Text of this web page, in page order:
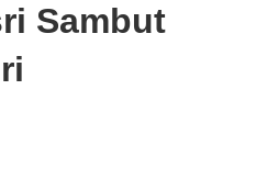
Sambut